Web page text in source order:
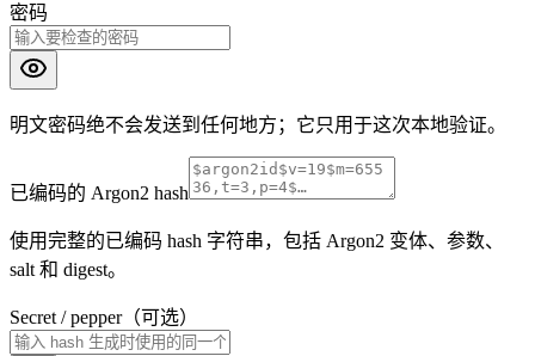
密码
明文密码绝不会发送到任何地方；它只用于这次本地验证。
已编码的 Argon2 hash
使用完整的已编码 hash 字符串，包括 Argon2 变体、参数、
salt 和 digest。
Secret / pepper（可选）